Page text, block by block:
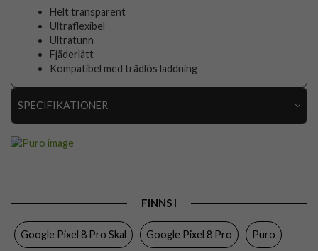
Helt transparent
Ultraflexibel
Ultratunn
Fjäderlätt
Kompatibel med trådlös laddning
SPECIFIKATIONER
Trådlös laddning-kompatibel
Färg Genomskinlig
FINNS I
Google Pixel 8 Pro Skal Google Pixel 8 Pro Puro